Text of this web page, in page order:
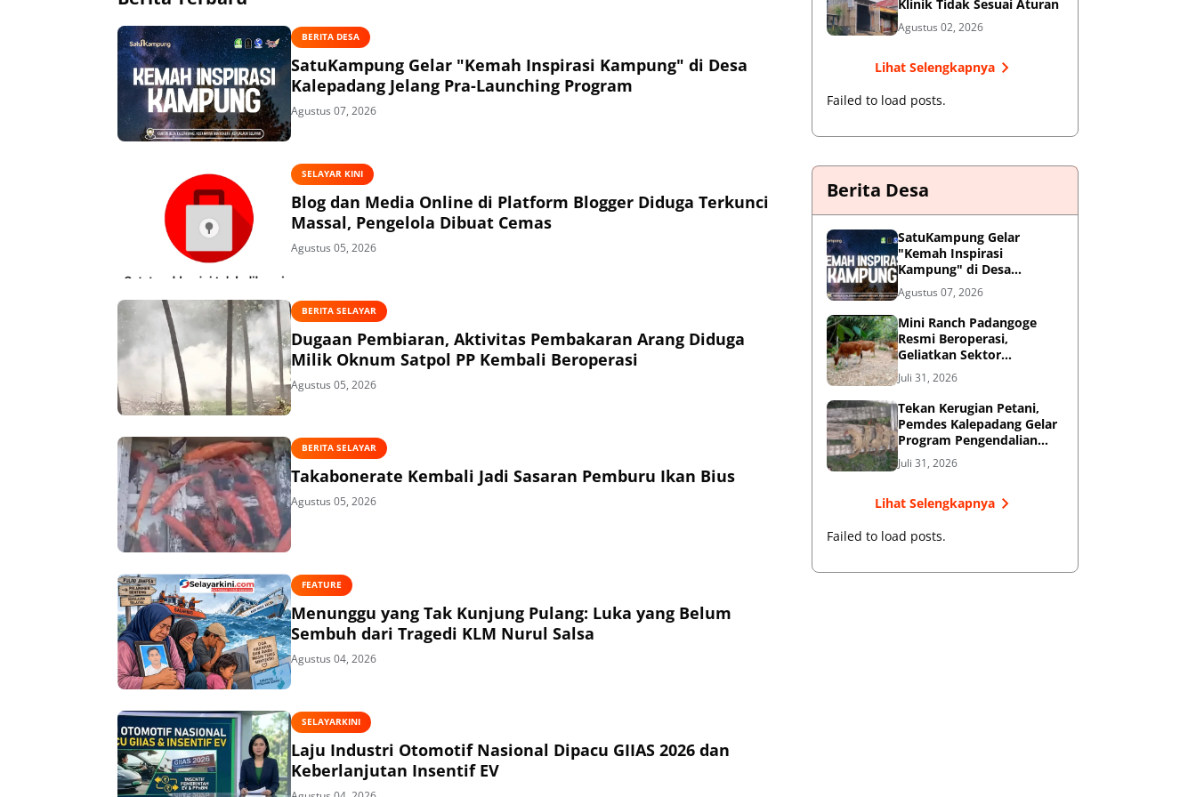
BERITA DESA
SatuKampung Gelar "Kemah Inspirasi Kampung" di Desa
Kalepadang Jelang Pra-Launching Program
Agustus 07, 2026
SELAYAR KINI
Blog dan Media Online di Platform Blogger Diduga Terkunci
Massal, Pengelola Dibuat Cemas
Agustus 05, 2026
BERITA SELAYAR
Dugaan Pembiaran, Aktivitas Pembakaran Arang Diduga
Milik Oknum Satpol PP Kembali Beroperasi
Agustus 05, 2026
BERITA SELAYAR
Takabonerate Kembali Jadi Sasaran Pemburu Ikan Bius
Agustus 05, 2026
FEATURE
Menunggu yang Tak Kunjung Pulang: Luka yang Belum
Sembuh dari Tragedi KLM Nurul Salsa
Agustus 04, 2026
SELAYARKINI
Laju Industri Otomotif Nasional Dipacu GIIAS 2026 dan
Keberlanjutan Insentif EV
Klinik Tidak Sesuai Aturan
Agustus 02, 2026
Lihat Selengkapnya
Failed to load posts.
Berita Desa
SatuKampung Gelar
"Kemah Inspirasi
Kampung" di Desa
Kalepadang Jelang Pra-
Launching Program
Agustus 07, 2026
‎Mini Ranch Padangoge
Resmi Beroperasi,
Geliatkan Sektor
Peternakan Sapi di
Kepulauan Selayar ‎
Juli 31, 2026
Tekan Kerugian Petani,
Pemdes Kalepadang Gelar
Program Pengendalian
Hama Tupai
Juli 31, 2026
Lihat Selengkapnya
Failed to load posts.